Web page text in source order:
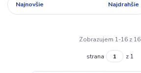
Najnovšie Najdrahšie
Zobrazujem 1-16 z 16
strana z 1